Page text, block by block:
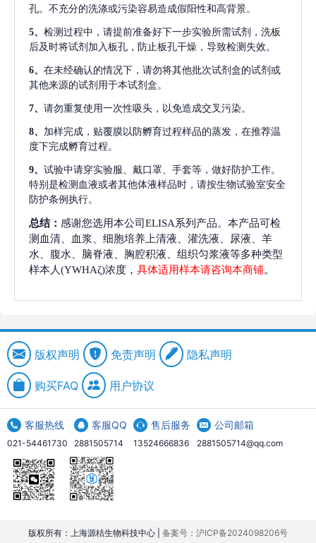
孔。不充分的洗涤或污染容易造成假阳性和高背景。
5、 检测过程中，请提前准备好下一步实验所需试剂，洗板
后及时将试剂加入板孔，防止板孔干燥，导致检测失效。
6、 在未经确认的情况下，请勿将其他批次试剂盒的试剂或
其他来源的试剂用于本试剂盒。
7、 请勿重复使用一次性吸头，以免造成交叉污染。
8、 加样完成，贴覆膜以防孵育过程样品的蒸发，在推荐温
度下完成孵育过程。
9、 试验中请穿实验服、戴口罩、手套等，做好防护工作。
特别是检测血液或者其他体液样品时，请按生物试验室安全
防护条例执行。
总结： 感谢您选用本公司ELISA系列产品。本产品可检
测血清、血浆、细胞培养上清液、灌洗液、尿液、羊
水、腹水、脑脊液、胸腔积液、组织匀浆液等多种类型
样本人(YWHAζ)浓度， 具体适用样本请咨询本商铺。
版权声明 免责声明 隐私声明
购买FAQ 用户协议
客服热线
021-54461730
客服QQ
2881505714
售后服务
13524666836
公司邮箱
2881505714@qq.com
版权所有：上海源桔生物科技中心 | 备案号：沪ICP备2024098206号